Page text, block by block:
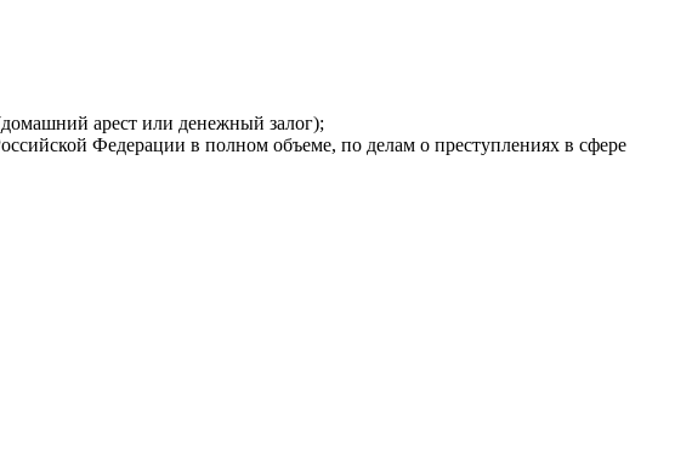
арест или денежный залог);
Федерации в полном объеме, по делам о преступлениях в сфере